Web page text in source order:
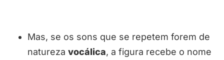
Mas, se os sons que se repetem forem de
natureza vocálica­, a figura recebe o nome